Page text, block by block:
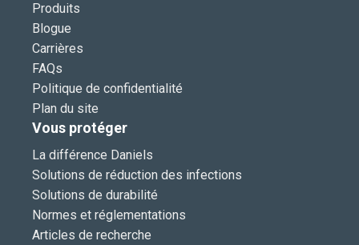
Produits
Blogue
Carrières
FAQs
Politique de confidentialité
Plan du site
Vous protéger
La différence Daniels
Solutions de réduction des infections
Solutions de durabilité
Normes et réglementations
Articles de recherche